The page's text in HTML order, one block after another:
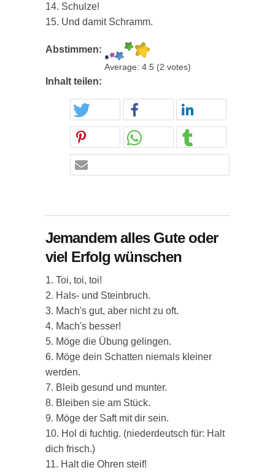
14. Schulze!
15. Und damit Schramm.
Abstimmen:
Average: 4.5 (2 votes)
Inhalt teilen:
Jemandem alles Gute oder
viel Erfolg wünschen
1. Toi, toi, toi!
2. Hals- und Steinbruch.
3. Mach's gut, aber nicht zu oft.
4. Mach's besser!
5. Möge die Übung gelingen.
6. Möge dein Schatten niemals kleiner
werden.
7. Bleib gesund und munter.
8. Bleiben sie am Stück.
9. Möge der Saft mit dir sein.
10. Hol di fuchtig. (niederdeutsch für: Halt
dich frisch.)
11. Halt die Ohren steif!